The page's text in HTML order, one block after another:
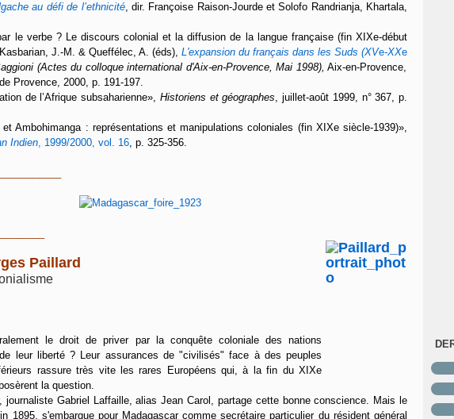
au défi de l’ethnicité, dir. Françoise Raison-Jourde et Solofo Randrianja, Khartala,
le verbe ? Le discours colonial et la diffusion de la langue française (fin XIXe-début
J.-M. & Queffélec, A. (éds), L'expansion du français dans les Suds (XVe-XXe
(Actes du colloque international d'Aix-en-Provence, Mai 1998), Aix-en-Provence,
Provence, 2000, p. 191-197.
de l’Afrique subsaharienne», Historiens et géographes, juillet-août 1999, n° 367, p.
Ambohimanga : représentations et manipulations coloniales (fin XIXe siècle-1939)»,
Indien, 1999/2000, vol. 16, p. 325-356.
Paillard
le droit de priver par la conquête coloniale des nations
leur liberté ? Leur assurances de "civilisés" face à des peuples
rassure très vite les rares Européens qui, à la fin du XIXe
la question.
journaliste Gabriel Laffaille, alias Jean Carol, partage cette bonne conscience. Mais le
1895, s'embarque pour Madagascar comme secrétaire particulier du résident général